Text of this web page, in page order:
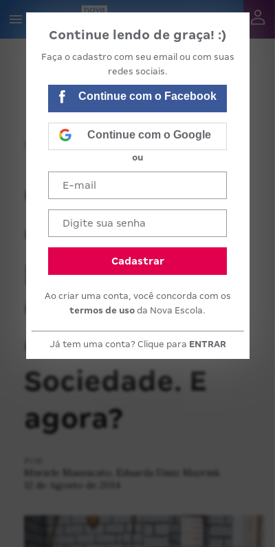
Continue lendo de graça! :)
Faça o cadastro com seu email ou com suas
redes sociais.
Continue com o Facebook
Continue com o Google
ou
Cadastrar
Ao criar uma conta, você concorda com os
termos de uso da Nova Escola.
Já tem uma conta? Clique para ENTRAR
Os professores
querem fazer
projetos
diferentes no
eixo Natureza e
Sociedade. E
agora?
Muriele Massucato, Eduarda Diniz Mayrink
12 de Agosto de 2014